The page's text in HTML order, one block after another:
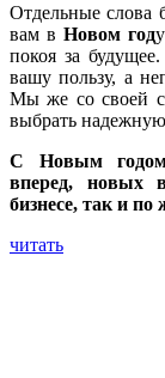
Отдельные слова
вам вНовом год
покоя за
вашу пользу, а
Мы же со своей
выбрать
С Новым
вперед, новых
бизнесе, так и по
читать